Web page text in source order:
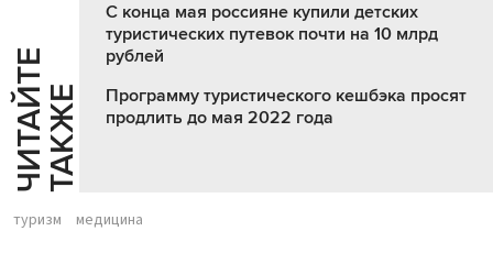
Ч
И
Т
АЙ
Т
Е
Т
А
К
ЖЕ
С конца мая россияне купили детских
туристических путевок почти на 10 млрд
рублей
Программу туристического кешбэка просят
продлить до мая 2022 года
туризм медицина